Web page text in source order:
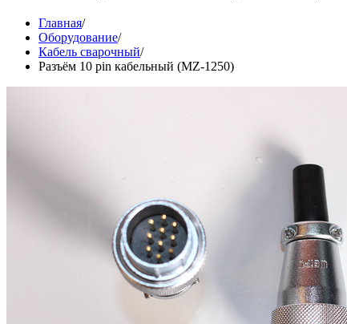
Главная/
Оборудование/
Кабель сварочный/
Разъём 10 pin кабельный (MZ-1250)